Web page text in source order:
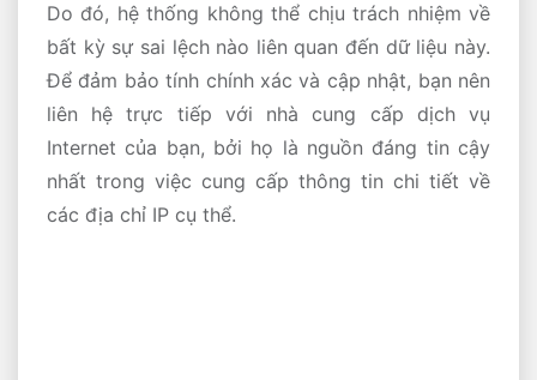
Do đó, hệ thống không thể chịu trách nhiệm về
bất kỳ sự sai lệch nào liên quan đến dữ liệu này.
Để đảm bảo tính chính xác và cập nhật, bạn nên
liên hệ trực tiếp với nhà cung cấp dịch vụ
Internet của bạn, bởi họ là nguồn đáng tin cậy
nhất trong việc cung cấp thông tin chi tiết về
các địa chỉ IP cụ thể.